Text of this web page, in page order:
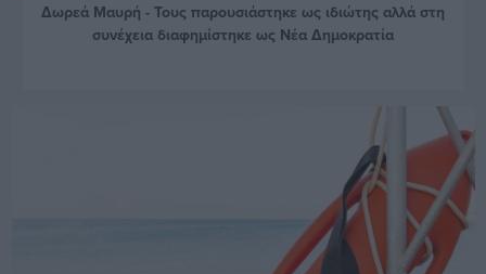
Δωρεά Μαυρή - Τους παρουσιάστηκε ως ιδιώτης αλλά στη
συνέχεια διαφημίστηκε ως Νέα Δημοκρατία